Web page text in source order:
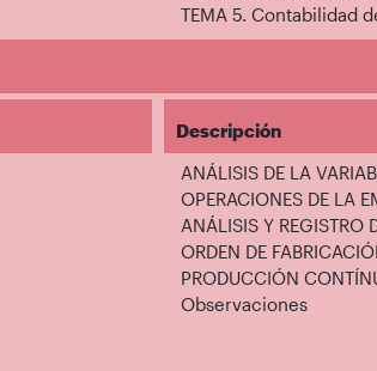
TEMA 5. Contabilidad
Descripción
ANÁLISIS DE LA
OPERACIONES DE LA
ANÁLISIS Y REGISTRO
ORDEN DE
PRODUCCIÓN
Observaciones